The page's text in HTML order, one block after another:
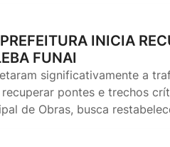
INICIA
FUNAI
significativamente a
pontes e trechos
de Obras, busca